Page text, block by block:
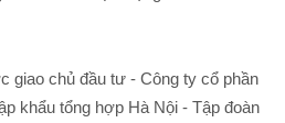
giao chủ đầu tư - Công ty cổ phần
khẩu tổng hợp Hà Nội - Tập đoàn